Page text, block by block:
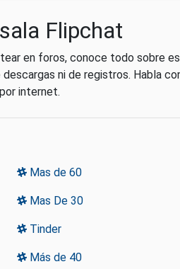
Flipchat
en foros, conoce todo sobre
ni de registros. Habla
internet.
Mas de 60
Mas De 30
Tinder
Más de 40